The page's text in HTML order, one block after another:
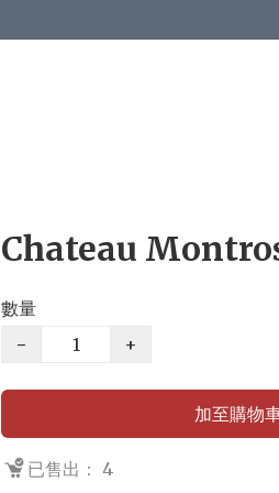
Chateau
數量
−
+
加至購物
已售出： 4